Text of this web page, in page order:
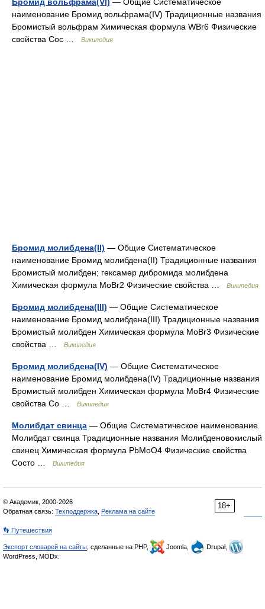
Бромид вольфрама(VI) — Общие Систематическое
наименование Бромид вольфрама(IV) Традиционные названия
Бромистый вольфрам Химическая формула WBr6 Физические
свойства Сос …
Википедия
Бромид молибдена(II) — Общие Систематическое
наименование Бромид молибдена(II) Традиционные названия
Бромистый молибден; гексамер дибромида молибдена
Химическая формула MoBr2 Физические свойства …
Википедия
Бромид молибдена(III) — Общие Систематическое
наименование Бромид молибдена(III) Традиционные названия
Бромистый молибден Химическая формула MoBr3 Физические
свойства …
Википедия
Бромид молибдена(IV) — Общие Систематическое
наименование Бромид молибдена(IV) Традиционные названия
Бромистый молибден Химическая формула MoBr4 Физические
свойства Со …
Википедия
Молибдат свинца — Общие Систематическое наименование
Молибдат свинца Традиционные названия Молибденовокислый
свинец Химическая формула PbMoO4 Физические свойства
Состо …
Википедия
18+
© Академик, 2000-2026
Обратная связь: Техподдержка Реклама на сайте
👣 Путешествия
Экспорт словарей на сайты , сделанные на PHP, Joomla,
Drupal,
WordPress, MODx.